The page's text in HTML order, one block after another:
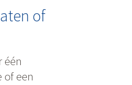
of
één
of een